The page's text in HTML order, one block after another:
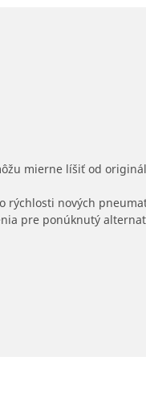
mierne líšiť od
rýchlosti nových
pre ponúknutý